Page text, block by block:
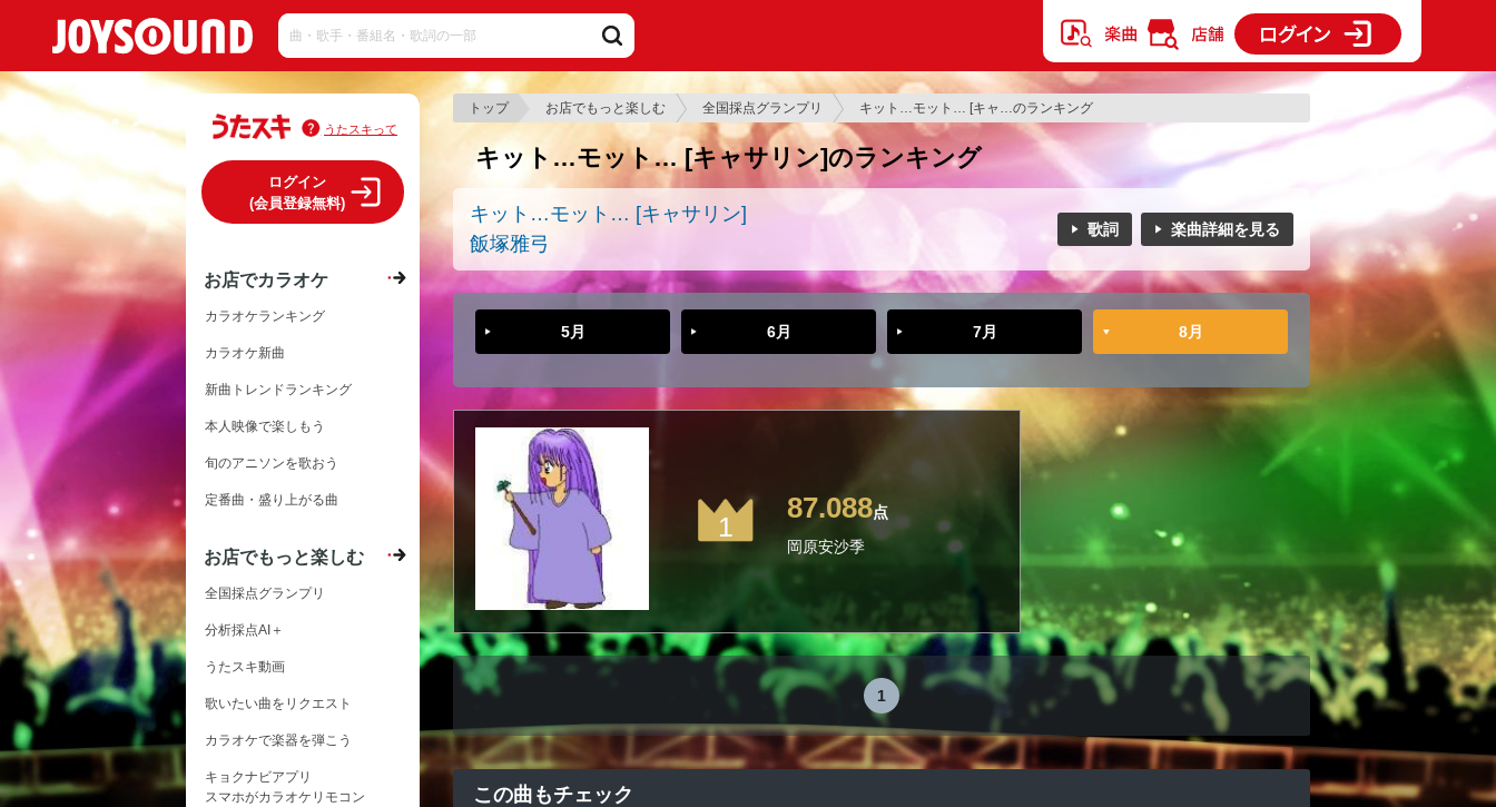
トップ お店でもっと楽しむ 全国採点グランプリ キット…モット… [キャ…のランキング
キット…モット… [キャサリン]のランキング
キット…モット… [キャサリン]
飯塚雅弓
歌詞 楽曲詳細を見る
5月 6月 7月 8月
1
87.088点
岡原安沙季
1
この曲もチェック
うたスキって
ログイン
(会員登録無料)
お店でカラオケ
カラオケランキング
カラオケ新曲
新曲トレンドランキング
本人映像で楽しもう
旬のアニソンを歌おう
定番曲・盛り上がる曲
お店でもっと楽しむ
全国採点グランプリ
分析採点AI＋
うたスキ動画
歌いたい曲をリクエスト
カラオケで楽器を弾こう
キョクナビアプリ
スマホがカラオケリモコン